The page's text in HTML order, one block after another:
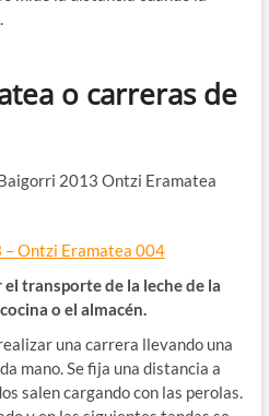
o carreras de
– Ontzi Eramatea 004
transporte de la leche de la
o el almacén.
una carrera llevando una
mano. Se fija una distancia a
salen cargando con las perolas.